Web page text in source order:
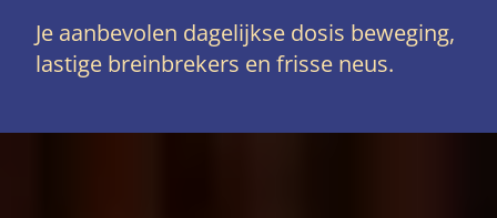
Je aanbevolen dagelijkse dosis beweging,
lastige breinbrekers en frisse neus.